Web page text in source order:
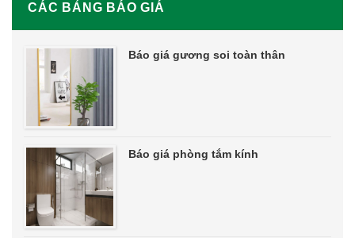
CÁC BẢNG BÁO GIÁ
Báo giá gương soi toàn thân
Báo giá phòng tắm kính